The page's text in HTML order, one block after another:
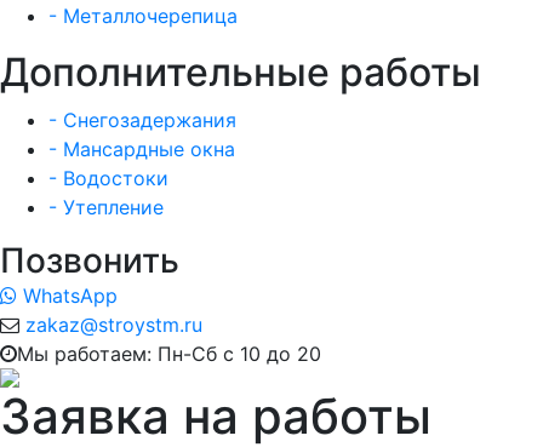
- Металлочерепица
Дополнительные работы
- Снегозадержания
- Мансардные окна
- Водостоки
- Утепление
Позвонить
WhatsApp
zakaz@stroystm.ru
Мы работаем: Пн-Сб с 10 до 20
Заявка на работы